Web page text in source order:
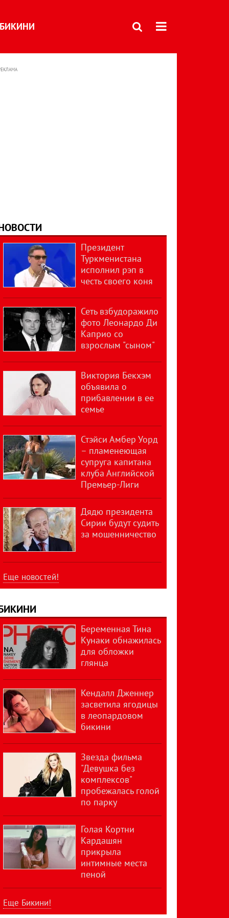
БИКИНИ
Президент
Туркменистана
исполнил рэп в
честь своего коня
Сеть взбудоражило
фото Леонардо Ди
Каприо со
взрослым "сыном"
Виктория Бекхэм
объявила о
прибавлении в ее
семье
Стэйси Амбер Уорд
– пламенеющая
супруга капитана
клуба Английской
Премьер-Лиги
Дядю президента
Сирии будут судить
за мошенничество
Еще новостей!
Беременная Тина
Кунаки обнажилась
для обложки
глянца
Кендалл Дженнер
засветила ягодицы
в леопардовом
бикини
Звезда фильма
"Девушка без
комплексов"
пробежалась голой
по парку
Голая Кортни
Кардашян
прикрыла
интимные места
пеной
Еще Бикини!